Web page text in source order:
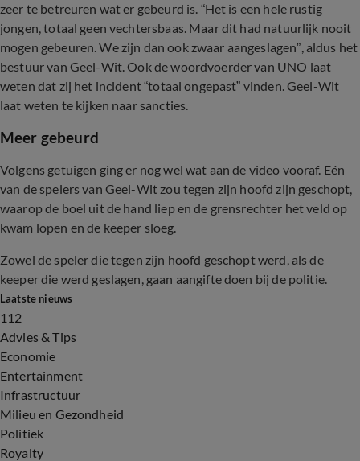
zeer te betreuren wat er gebeurd is. “Het is een hele rustig
jongen, totaal geen vechtersbaas. Maar dit had natuurlijk nooit
mogen gebeuren. We zijn dan ook zwaar aangeslagen”, aldus het
bestuur van Geel-Wit. Ook de woordvoerder van UNO laat
weten dat zij het incident “totaal ongepast” vinden. Geel-Wit
laat weten te kijken naar sancties.
Meer gebeurd
Volgens getuigen ging er nog wel wat aan de video vooraf. Eén
van de spelers van Geel-Wit zou tegen zijn hoofd zijn geschopt,
waarop de boel uit de hand liep en de grensrechter het veld op
kwam lopen en de keeper sloeg.
Zowel de speler die tegen zijn hoofd geschopt werd, als de
keeper die werd geslagen, gaan aangifte doen bij de politie.
Laatste nieuws
112
Advies & Tips
Economie
Entertainment
Infrastructuur
Milieu en Gezondheid
Politiek
Royalty